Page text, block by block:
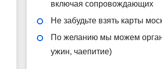
включая сопровождающих
Не забудьте взять карты
По желанию мы можем
ужин, чаепитие)